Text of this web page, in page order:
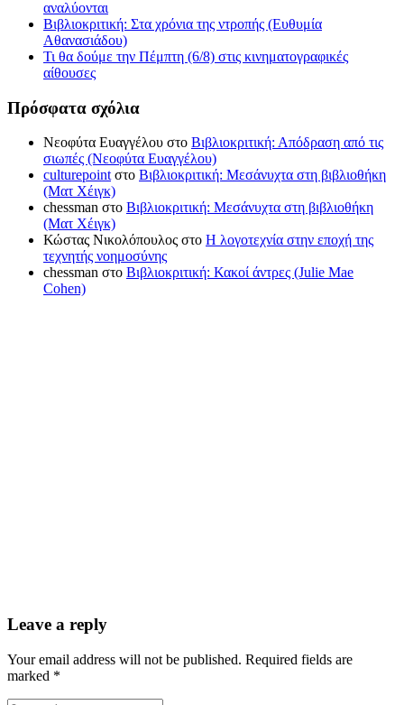
αναλύονται
Βιβλιοκριτική: Στα χρόνια της ντροπής (Ευθυμία
Αθανασιάδου)
Τι θα δούμε την Πέμπτη (6/8) στις κινηματογραφικές
αίθουσες
Πρόσφατα σχόλια
Νεοφύτα Ευαγγέλου στο Βιβλιοκριτική: Απόδραση από τις
σιωπές (Νεοφύτα Ευαγγέλου)
culturepointστο Βιβλιοκριτική: Μεσάνυχτα στη βιβλιοθήκη
(Ματ Χέιγκ)
chessman στο Βιβλιοκριτική: Μεσάνυχτα στη βιβλιοθήκη
(Ματ Χέιγκ)
Κώστας Νικολόπουλος στο Η λογοτεχνία στην εποχή της
τεχνητής νοημοσύνης
chessman στο Βιβλιοκριτική: Κακοί άντρες (Julie Mae
Cohen)
Leave a reply
Your email address will not be published. Required fields are
marked *